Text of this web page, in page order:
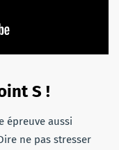
S !
épreuve aussi
ne pas stresser